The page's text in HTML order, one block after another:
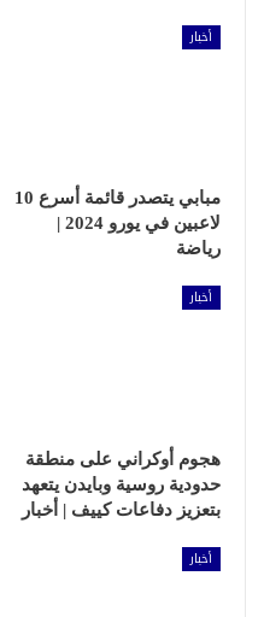
أخبار
مبابي يتصدر قائمة أسرع 10
لاعبين في يورو 2024 |
رياضة
أخبار
هجوم أوكراني على منطقة
حدودية روسية وبايدن يتعهد
بتعزيز دفاعات كييف | أخبار
أخبار